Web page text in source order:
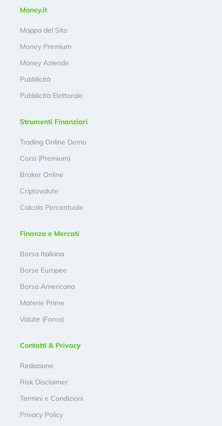
Money.it
Mappa del Sito
Money Premium
Money Aziende
Pubblicità
Pubblicità Elettorale
Strumenti Finanziari
Trading Online Demo
Corsi (Premium)
Broker Online
Criptovalute
Calcolo Percentuale
Finanza e Mercati
Borsa Italiana
Borse Europee
Borsa Americana
Materie Prime
Valute (Forex)
Contatti & Privacy
Redazione
Risk Disclaimer
Termini e Condizioni
Privacy Policy